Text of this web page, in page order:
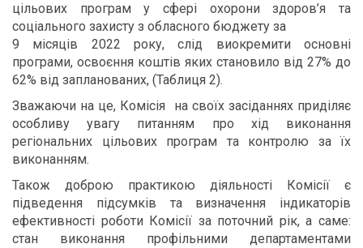
цільових програм у сфері охорони здоров’я та
соціального захисту з обласного бюджету за
9 місяців 2022 року, слід виокремити основні
програми, освоєння коштів яких становило від 27% до
62% від запланованих, (Таблиця 2).
Зважаючи на це, Комісія на своїх засіданнях приділяє
особливу увагу питанням про хід виконання
регіональних цільових програм та контролю за їх
виконанням.
Також доброю практикою діяльності Комісії є
підведення підсумків та визначення індикаторів
ефективності роботи Комісії за поточний рік, а саме:
стан виконання профільними департаментами